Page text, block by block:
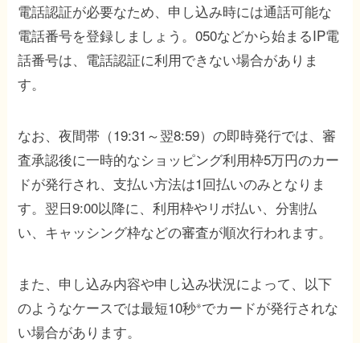
電話認証が必要なため、申し込み時には通話可能な
電話番号を登録しましょう。050などから始まるIP電
話番号は、電話認証に利用できない場合がありま
す。
なお、夜間帯（19:31～翌8:59）の即時発行では、審
査承認後に一時的なショッピング利用枠5万円のカー
ドが発行され、支払い方法は1回払いのみとなりま
す。翌日9:00以降に、利用枠やリボ払い、分割払
い、キャッシング枠などの審査が順次行われます。
また、申し込み内容や申し込み状況によって、以下
のようなケースでは最短10秒※でカードが発行されな
い場合があります。